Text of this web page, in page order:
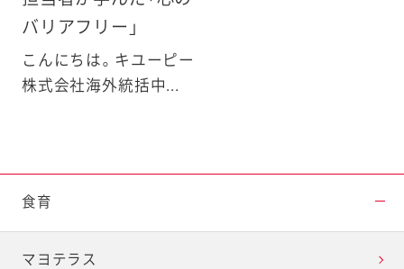
バリアフリー」
こんにちは。キユーピー
株式会社海外統括中...
食育
マヨテラス